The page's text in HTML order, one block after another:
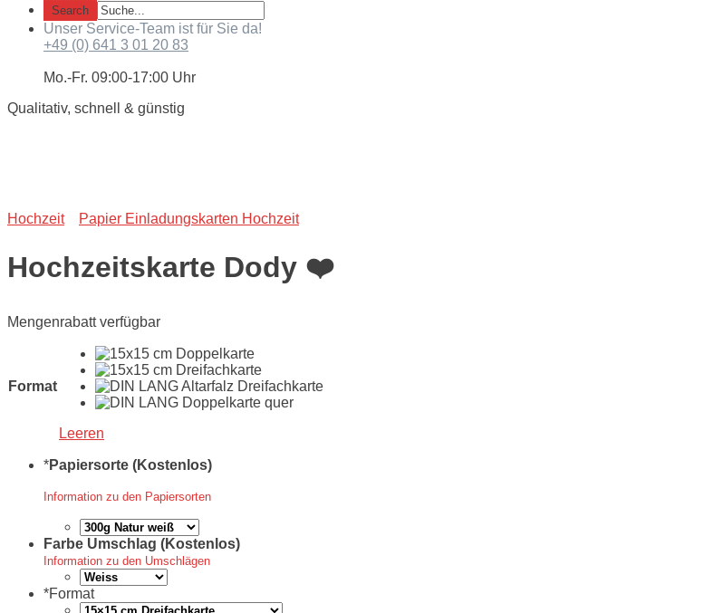
Unser Service-Team ist für Sie da!
+49 (0) 641 3 01 20 83
Mo.-Fr. 09:00-17:00 Uhr
Qualitativ, schnell & günstig
Hochzeit Papier Einladungskarten Hochzeit
Hochzeitskarte Dody ❤️
Mengenrabatt verfügbar
Format
Leeren
*Papiersorte (Kostenlos)
Information zu den Papiersorten
Farbe Umschlag (Kostenlos)
Information zu den Umschlägen
*Format